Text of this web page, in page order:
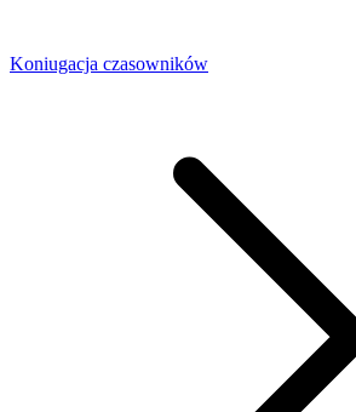
Koniugacja czasowników